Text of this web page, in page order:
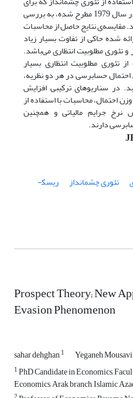
اولین بار توسط کانمن و تورسکی در سال 1979 مطرح شده، به بررسی
مقایسه‌ی نتایج حاصل از محاسبات
شده حاکی از تفاوت بسیار زیاد
و تئوری مطلوبیت انتظاری می‌باشد.
تئوری مطلوبیت انتظاری بسیار
حسابرسی در هر دو نظریه،
در سناریوهای ترکیبی افزایش
احتمال، محاسبات با استفاده از
نرخ جرایم مالیاتی و همچنین
دارند.
تئوری چشم­انداز ریسک­
Prospect Theory; New
Evasion Phenomenon
sahar dehghan1 Yeganeh
1PhD Candidate in Economics,
Economics, Arak branch, Islamic